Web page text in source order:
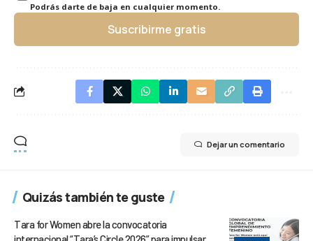
Podrás darte de baja en cualquier momento.
Suscribirme gratis
Dejar un comentario
Quizás también te guste
Tara for Women abre la convocatoria